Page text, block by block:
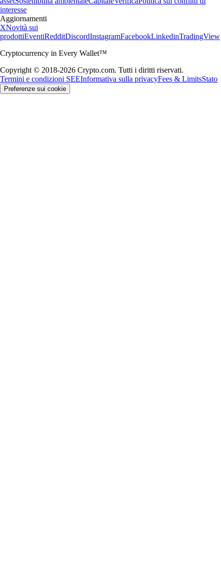
interesse
Aggiornamenti
XNovità sui
prodottiEventiRedditDiscordInstagramFacebookLinkedinTradingView
Cryptocurrency in Every Wallet™
Copyright © 2018-2026 Crypto.com. Tutti i diritti riservati.
Termini e condizioni SEEInformativa sulla privacyFees & LimitsStato
Preferenze sui cookie